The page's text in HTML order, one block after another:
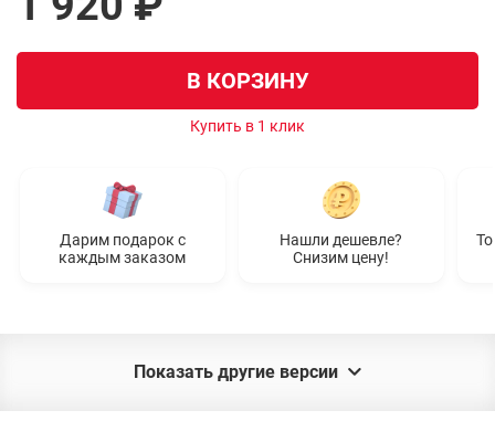
В КОРЗИНУ
Купить в 1 клик
Дарим подарок с
каждым заказом
Нашли дешевле?
Снизим цену!
Показать другие версии